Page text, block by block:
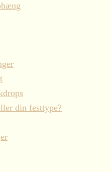
din festtype?